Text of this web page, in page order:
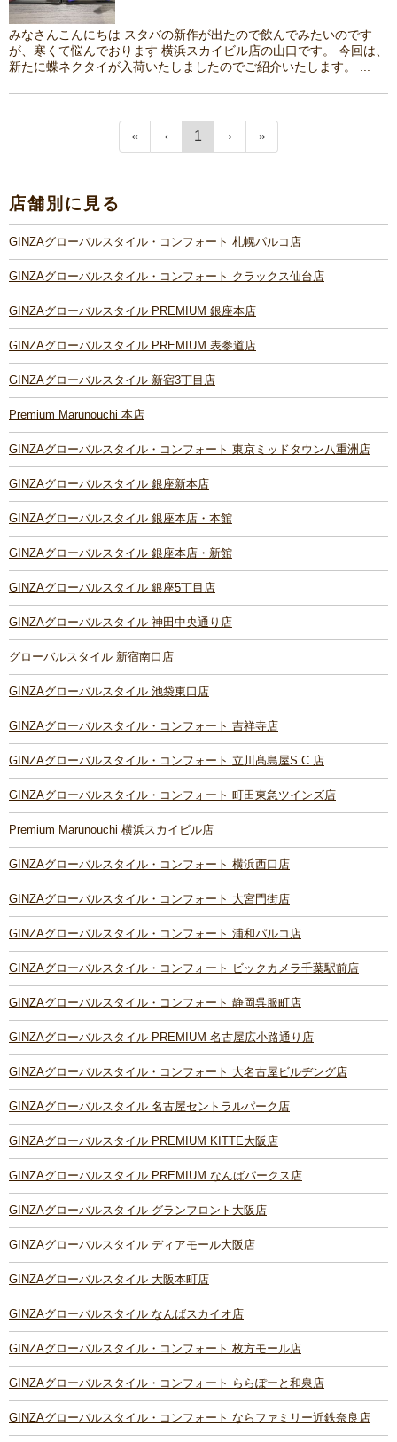
みなさんこんにちは スタバの新作が出たので飲んでみたいのです
が、寒くて悩んでおります 横浜スカイビル店の山口です。 今回は、
新たに蝶ネクタイが入荷いたしましたのでご紹介いたします。 ...
1
店舗別に見る
GINZAグローバルスタイル・コンフォート 札幌パルコ店
GINZAグローバルスタイル・コンフォート クラックス仙台店
GINZAグローバルスタイル PREMIUM 銀座本店
GINZAグローバルスタイル PREMIUM 表参道店
GINZAグローバルスタイル 新宿3丁目店
Premium Marunouchi 本店
GINZAグローバルスタイル・コンフォート 東京ミッドタウン八重洲店
GINZAグローバルスタイル 銀座新本店
GINZAグローバルスタイル 銀座本店・本館
GINZAグローバルスタイル 銀座本店・新館
GINZAグローバルスタイル 銀座5丁目店
GINZAグローバルスタイル 神田中央通り店
グローバルスタイル 新宿南口店
GINZAグローバルスタイル 池袋東口店
GINZAグローバルスタイル・コンフォート 吉祥寺店
GINZAグローバルスタイル・コンフォート 立川髙島屋S.C.店
GINZAグローバルスタイル・コンフォート 町田東急ツインズ店
Premium Marunouchi 横浜スカイビル店
GINZAグローバルスタイル・コンフォート 横浜西口店
GINZAグローバルスタイル・コンフォート 大宮門街店
GINZAグローバルスタイル・コンフォート 浦和パルコ店
GINZAグローバルスタイル・コンフォート ビックカメラ千葉駅前店
GINZAグローバルスタイル・コンフォート 静岡呉服町店
GINZAグローバルスタイル PREMIUM 名古屋広小路通り店
GINZAグローバルスタイル・コンフォート 大名古屋ビルヂング店
GINZAグローバルスタイル 名古屋セントラルパーク店
GINZAグローバルスタイル PREMIUM KITTE大阪店
GINZAグローバルスタイル PREMIUM なんばパークス店
GINZAグローバルスタイル グランフロント大阪店
GINZAグローバルスタイル ディアモール大阪店
GINZAグローバルスタイル 大阪本町店
GINZAグローバルスタイル なんばスカイオ店
GINZAグローバルスタイル・コンフォート 枚方モール店
GINZAグローバルスタイル・コンフォート ららぽーと和泉店
GINZAグローバルスタイル・コンフォート ならファミリー近鉄奈良店